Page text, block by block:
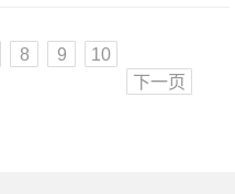
8 9
10
下一页